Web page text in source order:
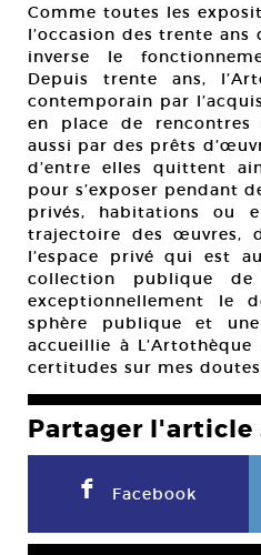
Comme toutes les
l’occasion des trente ans
inverse le
Depuis trente ans,
contemporain par
en place de rencontres
aussi par des prêts
d’entre elles quittent
pour s’exposer pendant
privés, habitations ou
trajectoire des œuvres,
l’espace privé qui est
collection publique de
exceptionnellement le
sphère publique et
accueillie à L’Artothèque
certitudes sur mes doutes
Partager l'article
F Facebook